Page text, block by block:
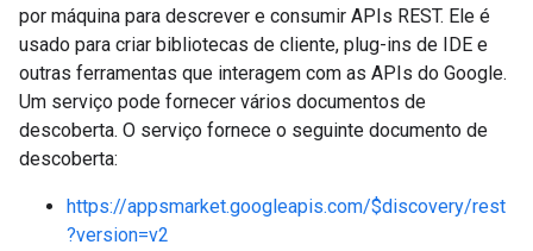
por máquina para descrever e consumir APIs REST. Ele é
usado para criar bibliotecas de cliente, plug-ins de IDE e
outras ferramentas que interagem com as APIs do Google.
Um serviço pode fornecer vários documentos de
descoberta. O serviço fornece o seguinte documento de
descoberta:
https://appsmarket.googleapis.com/$discovery/rest
?version=v2